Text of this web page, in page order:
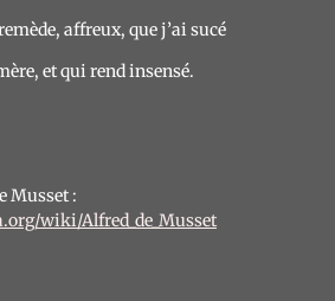
affreux, que j’ai sucé
et qui rend insensé.
Musset :
wiki/Alfred_de_Musset